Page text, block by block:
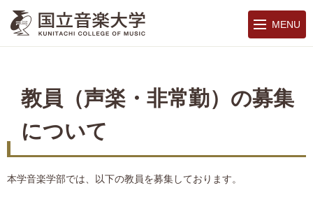
MENU
教員（声楽・非常勤）の募集
について
本学音楽学部では、以下の教員を募集しております。